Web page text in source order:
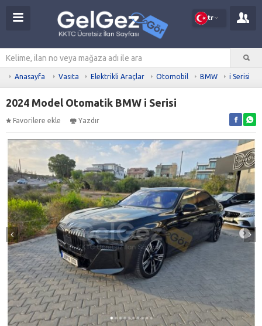
tr
Anasayfa Vasıta Elektrikli Araçlar Otomobil BMW i Serisi
2024 Model Otomatik BMW i Serisi
Favorilere ekle Yazdır